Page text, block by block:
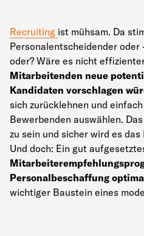
Recruiting ist mühsam. Da
Personalentscheidender
oder? Wäre es nicht
Mitarbeitenden neue
Kandidaten vorschlagen
sich zurücklehnen und
Bewerbenden auswählen.
zu sein und sicher wird es
Und doch: Ein gut
Personalbeschaffung
wichtiger Baustein eines